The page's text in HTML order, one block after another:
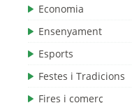
Economia
Ensenyament
Esports
Festes i Tradicions
Fires i comerç